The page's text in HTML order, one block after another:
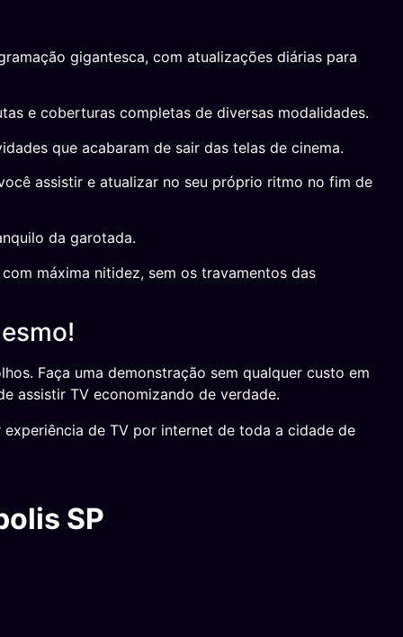
gigantesca, com atualizações diárias para
e coberturas completas de diversas modalidades.
que acabaram de sair das telas de cinema.
assistir e atualizar no seu próprio ritmo no fim de
da garotada.
máxima nitidez, sem os travamentos das
Faça uma demonstração sem qualquer custo em
assistir TV economizando de verdade.
de TV por internet de toda a cidade de
SP